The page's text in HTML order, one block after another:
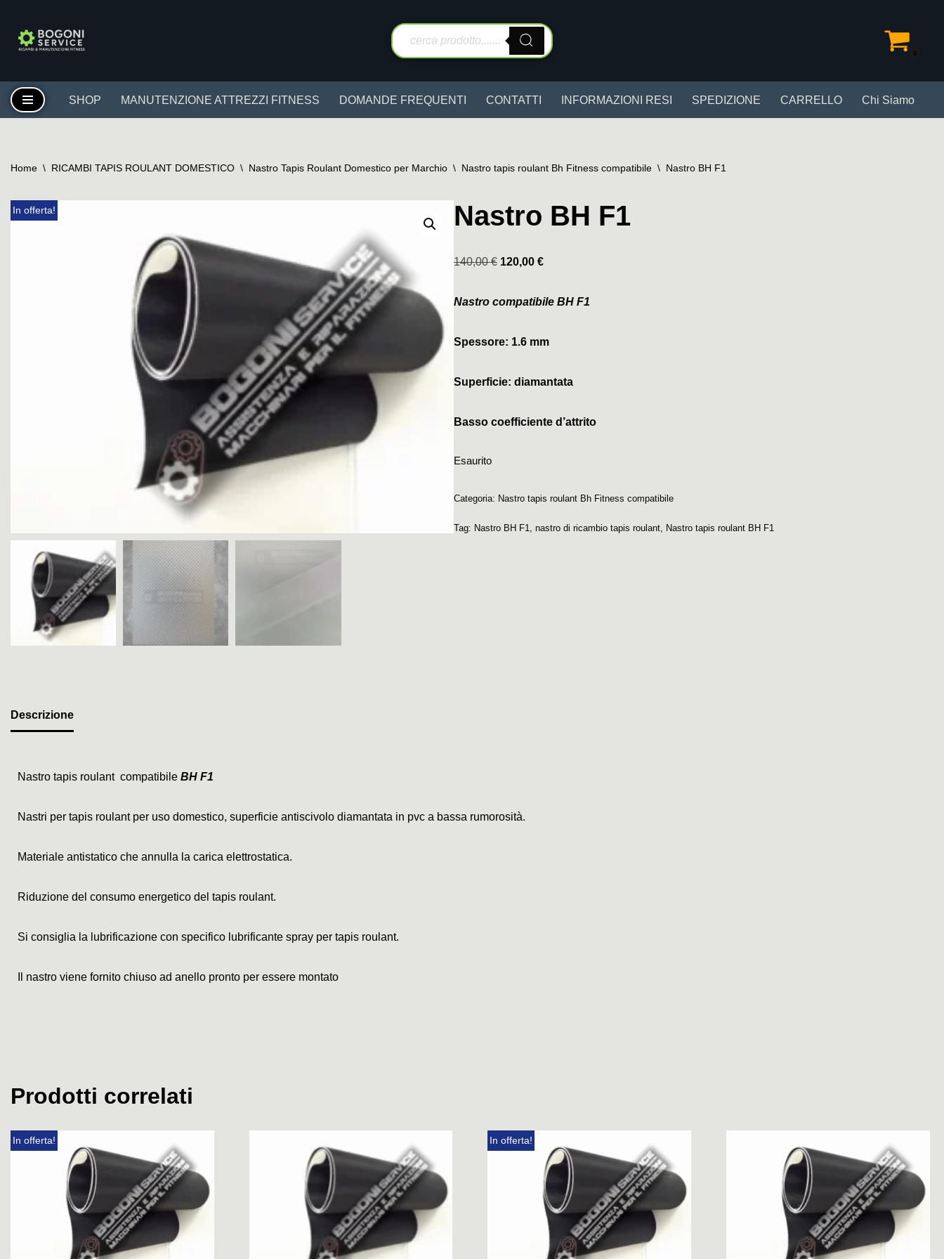
Vai
SHOP MANUTENZIONE ATTREZZI FITNESS DOMANDE FREQUENTI CONTATTI INFORMAZIONI RESI SPEDIZIONE CARRELLO Chi Siamo
Home \ RICAMBI TAPIS ROULANT DOMESTICO \ Nastro Tapis Roulant Domestico per Marchio \ Nastro tapis roulant Bh Fitness compatibile \ Nastro BH F1
In offerta! Nastro BH F1
140,00€ 120,00 €
Nastro compatibile BH F1
Spessore: 1.6 mm
Superficie: diamantata
Basso coefficiente d’attrito
Esaurito
Categoria: Nastro tapis roulant Bh Fitness compatibile
Tag: Nastro BH F1, nastro di ricambio tapis roulant, Nastro tapis roulant BH F1
Descrizione
Nastro tapis roulant compatibile BH F1
Nastri per tapis roulant per uso domestico, superficie antiscivolo diamantata in pvc a bassa rumorosità.
Materiale antistatico che annulla la carica elettrostatica.
Riduzione del consumo energetico del tapis roulant.
Si consiglia la lubrificazione con specifico lubrificante spray per tapis roulant.
Il nastro viene fornito chiuso ad anello pronto per essere montato
Prodotti correlati
In offerta! In offerta!